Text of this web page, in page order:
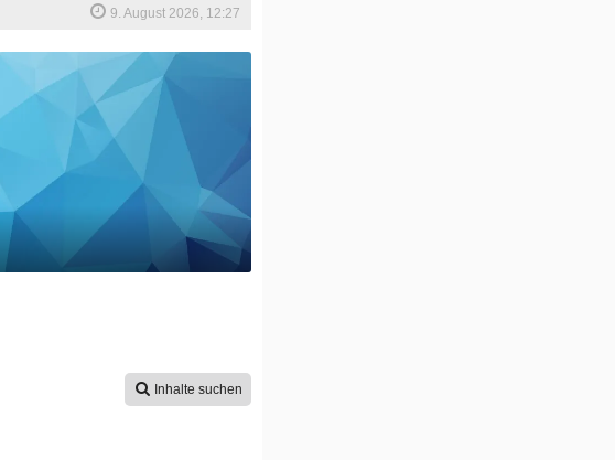
9. August 2026, 12:27
Inhalte suchen